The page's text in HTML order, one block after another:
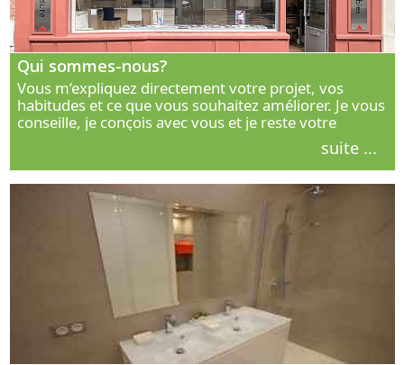
Qui sommes-nous?
Vous m’expliquez directement votre projet, vos
habitudes et ce que vous souhaitez améliorer. Je vous
conseille, je conçois avec vous et je reste votre
interlocuteur principal. Découvrez ma façon de vous
suite ...